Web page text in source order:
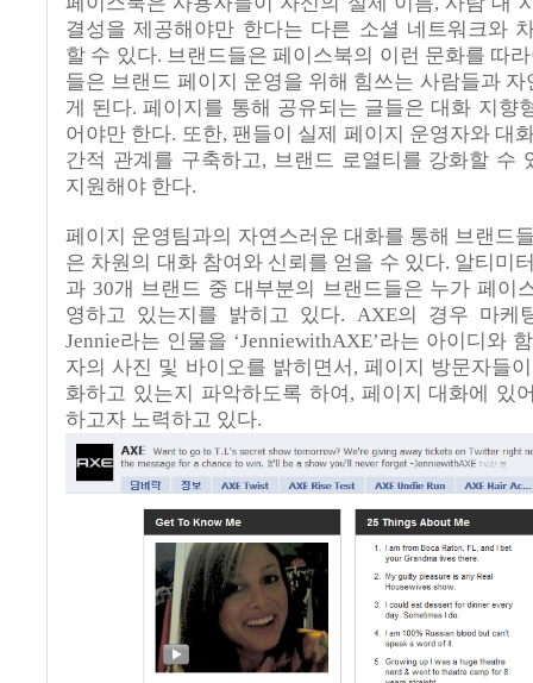
결성을 제공해야만 한다는 다른 소셜 네트워크와
할 수 있다. 브랜드들은 페이스북의 이런 문화를 따
들은 브랜드 페이지 운영을 위해 힘쓰는 사람들과
게 된다.페이지를 통해 공유되는 글들은 대화 지향
어야만 한다. 또한, 팬들이 실제 페이지 운영자와 대
간적 관계를 구축하고, 브랜드 로열티를 강화할 수
지원해야 한다.
페이지 운영팀과의 자연스러운 대화를 통해 브랜드
은 차원의 대화 참여와 신뢰를 얻을 수 있다. 알티미
과 30개 브랜드 중 대부분의 브랜드들은 누가 페이
영하고 있는지를 밝히고 있다. AXE의 경우 마케
Jennie라는 인물을 ‘JenniewithAXE’라는 아이디와
자의 사진 및 바이오를 밝히면서 ,페이지 방문자들
화하고 있는지 파악하도록 하여 , 페이지 대화에 있
하고자 노력하고 있다.